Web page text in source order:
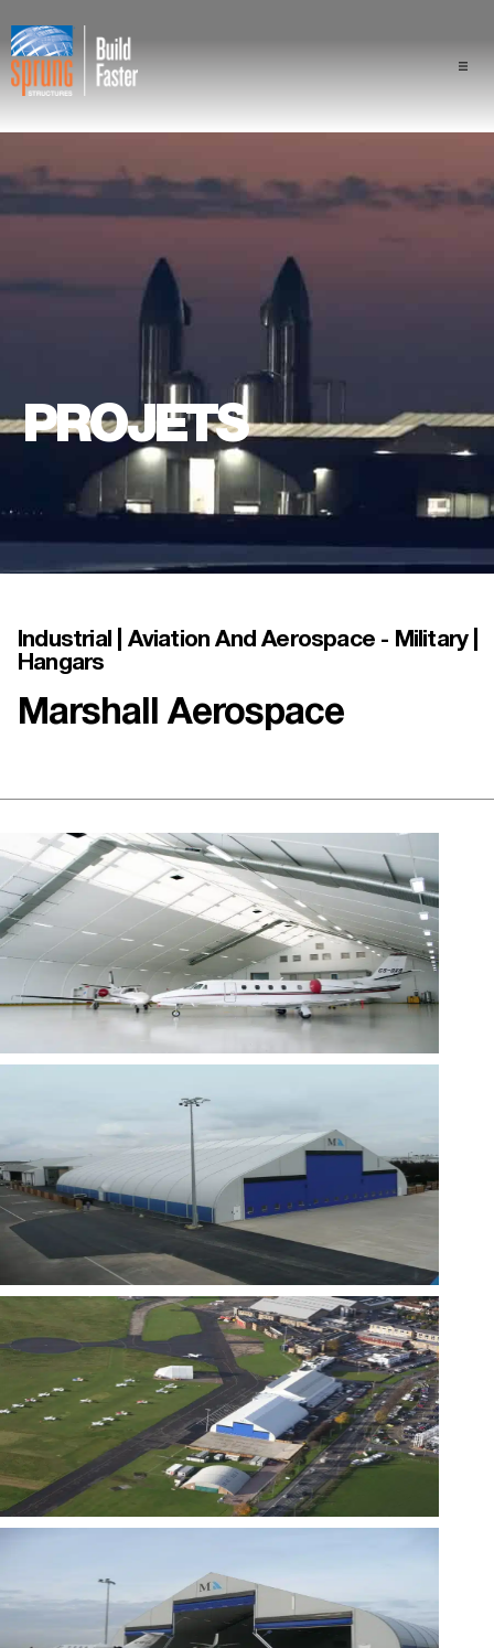
Industries
Avantage Sprung
Professionnels
PROJETS
Industrial | Aviation And Aerospace - Military |
Hangars
Marshall Aerospace